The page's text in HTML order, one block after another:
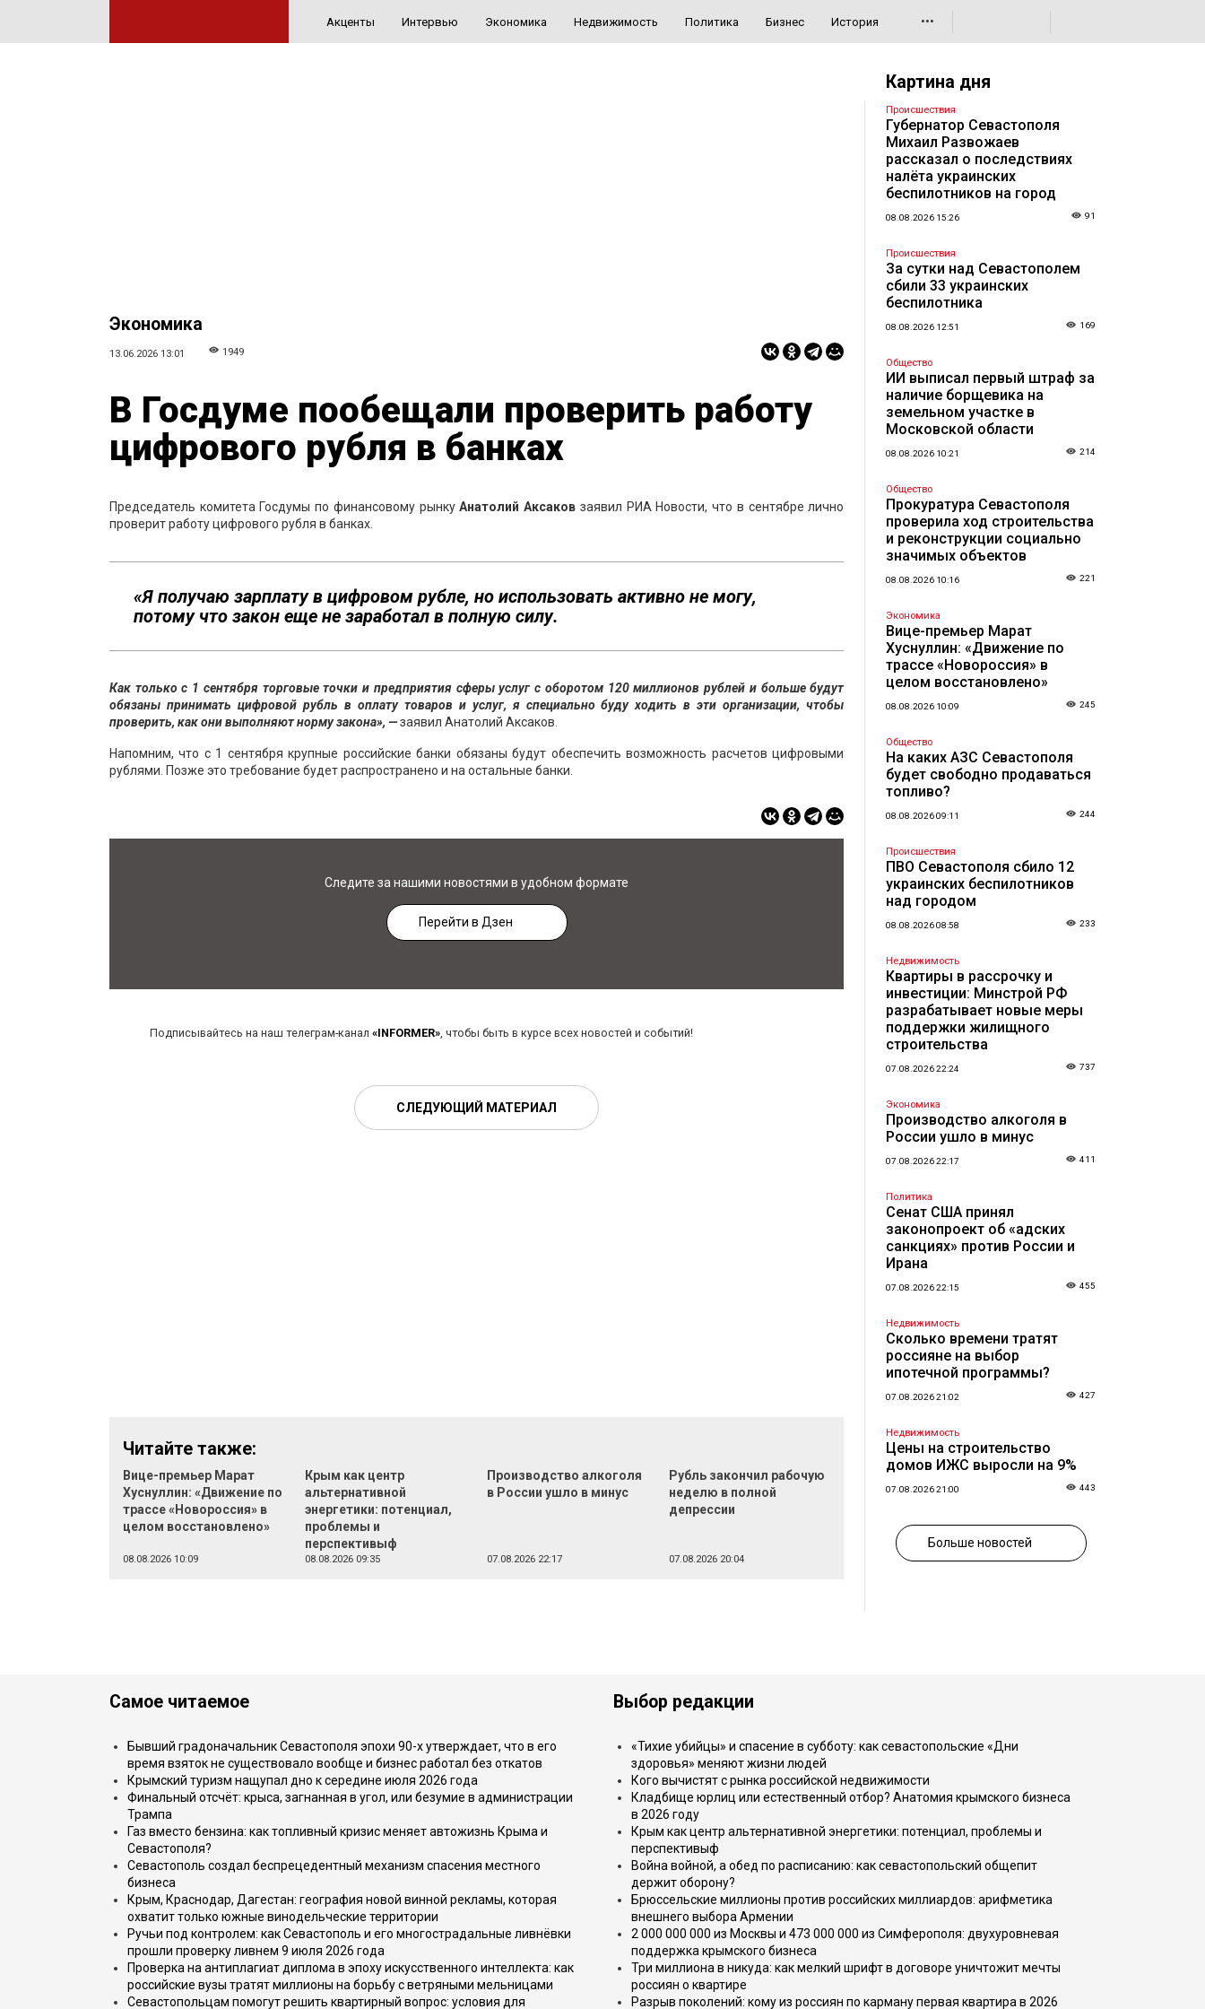
Акценты Интервью Экономика Недвижимость Политика Бизнес История •••
Экономика
13.06.2026 13:01 1949
В Госдуме пообещали проверить работу
цифрового рубля в банках
Председатель комитета Госдумы по финансовому рынкуАнатолий Аксаков заявил РИА Новости, что в сентябре лично
проверит работу цифрового рубля в банках.
«Я получаю зарплату в цифровом рубле, но использовать активно не могу,
потому что закон еще не заработал в полную силу.
Как только с 1 сентября торговые точки и предприятия сферы услуг с оборотом 120 миллионов рублей и больше будут
обязаны принимать цифровой рубль в оплату товаров и услуг, я специально буду ходить в эти организации, чтобы
проверить, как они выполняют норму закона», —заявил Анатолий Аксаков.
Напомним, что с 1 сентября крупные российские банки обязаны будут обеспечить возможность расчетов цифровыми
рублями. Позже это требование будет распространено и на остальные банки.
Следите за нашими новостями в удобном формате
Перейти в Дзен
Подписывайтесь на наш телеграм-канал «INFORMER», чтобы быть в курсе всех новостей и событий!
СЛЕДУЮЩИЙ МАТЕРИАЛ
Читайте также:
Вице-премьер Марат
Хуснуллин: «Движение по
трассе «Новороссия» в
целом восстановлено»
08.08.2026 10:09
Крым как центр
альтернативной
энергетики: потенциал,
проблемы и
перспективыф
08.08.2026 09:35
Производство алкоголя
в России ушло в минус
07.08.2026 22:17
Рубль закончил рабочую
неделю в полной
депрессии
07.08.2026 20:04
Картина дня
Происшествия
Губернатор Севастополя
Михаил Развожаев
рассказал о последствиях
налёта украинских
беспилотников на город
08.08.2026 15:26 91
Происшествия
За сутки над Севастополем
сбили 33 украинских
беспилотника
08.08.2026 12:51 169
Общество
ИИ выписал первый штраф за
наличие борщевика на
земельном участке в
Московской области
08.08.2026 10:21 214
Общество
Прокуратура Севастополя
проверила ход строительства
и реконструкции социально
значимых объектов
08.08.2026 10:16 221
Экономика
Вице-премьер Марат
Хуснуллин: «Движение по
трассе «Новороссия» в
целом восстановлено»
08.08.2026 10:09 245
Общество
На каких АЗС Севастополя
будет свободно продаваться
топливо?
08.08.2026 09:11 244
Происшествия
ПВО Севастополя сбило 12
украинских беспилотников
над городом
08.08.2026 08:58 233
Недвижимость
Квартиры в рассрочку и
инвестиции: Минстрой РФ
разрабатывает новые меры
поддержки жилищного
строительства
07.08.2026 22:24 737
Экономика
Производство алкоголя в
России ушло в минус
07.08.2026 22:17 411
Политика
Сенат США принял
законопроект об «адских
санкциях» против России и
Ирана
07.08.2026 22:15 455
Недвижимость
Сколько времени тратят
россияне на выбор
ипотечной программы?
07.08.2026 21:02 427
Недвижимость
Цены на строительство
домов ИЖС выросли на 9%
07.08.2026 21:00 443
Больше новостей
Самое читаемое
Бывший градоначальник Севастополя эпохи 90-х утверждает, что в его
время взяток не существовало вообще и бизнес работал без откатов
Крымский туризм нащупал дно к середине июля 2026 года
Финальный отсчёт: крыса, загнанная в угол, или безумие в администрации
Трампа
Газ вместо бензина: как топливный кризис меняет автожизнь Крыма и
Севастополя?
Севастополь создал беспрецедентный механизм спасения местного
бизнеса
Крым, Краснодар, Дагестан: география новой винной рекламы, которая
охватит только южные винодельческие территории
Ручьи под контролем: как Севастополь и его многострадальные ливнёвки
прошли проверку ливнем 9 июля 2026 года
Проверка на антиплагиат диплома в эпоху искусственного интеллекта: как
российские вузы тратят миллионы на борьбу с ветряными мельницами
Севастопольцам помогут решить квартирный вопрос: условия для
Выбор редакции
«Тихие убийцы» и спасение в субботу: как севастопольские «Дни
здоровья» меняют жизни людей
Кого вычистят с рынка российской недвижимости
Кладбище юрлиц или естественный отбор? Анатомия крымского бизнеса
в 2026 году
Крым как центр альтернативной энергетики: потенциал, проблемы и
перспективыф
Война войной, а обед по расписанию: как севастопольский общепит
держит оборону?
Брюссельские миллионы против российских миллиардов: арифметика
внешнего выбора Армении
2 000 000 000 из Москвы и 473 000 000 из Симферополя: двухуровневая
поддержка крымского бизнеса
Три миллиона в никуда: как мелкий шрифт в договоре уничтожит мечты
россиян о квартире
Разрыв поколений: кому из россиян по карману первая квартира в 2026